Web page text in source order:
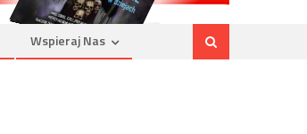
Wspieraj Nas